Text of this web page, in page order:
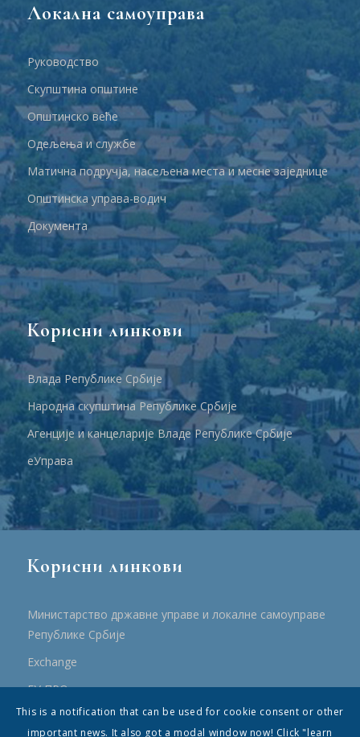
Локална самоуправа
Руководство
Скупштина општине
Општинско веће
Одељења и службе
Матична подручја, насељена места и месне заједнице
Општинска управа-водич
Документа
Корисни линкови
Влада Републике Србије
Народна скупштина Републике Србије
Агенције и канцеларије Владе Републике Србије
еУправа
Корисни линкови
Министарство државне управе и локалне самоуправе
Републике Србије
Еxchange
ЕУ ПРО
ПРРР
This is a notification that can be used for cookie consent or other
important news. It also got a modal window now! Click "learn